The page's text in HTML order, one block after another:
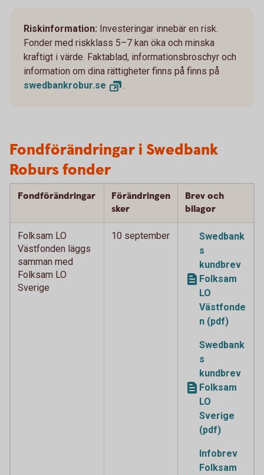
Riskinformation: Investeringar innebär en risk.
Fonder med riskklass 5–7 kan öka och minska
kraftigt i värde. Faktablad, informationsbroschyr och
information om dina rättigheter finns på finns på
swedbankrobur.se .
Fondförändringar i Swedbank
Roburs fonder
Fondförändringar
Förändringen
sker
Brev och
bilagor
Folksam LO
Västfonden läggs
samman med
Folksam LO
Sverige
10 september
Swedbank
s
kundbrev
Folksam
LO
Västfonde
n (pdf)
Swedbank
s
kundbrev
Folksam
LO
Sverige
(pdf)
Infobrev
Folksam